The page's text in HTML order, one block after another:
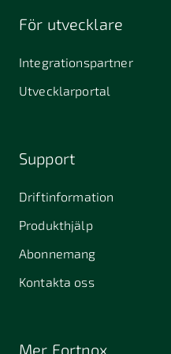
För utvecklare
Integrationspartner
Utvecklarportal
Support
Driftinformation
Produkthjälp
Abonnemang
Kontakta oss
Mer Fortnox